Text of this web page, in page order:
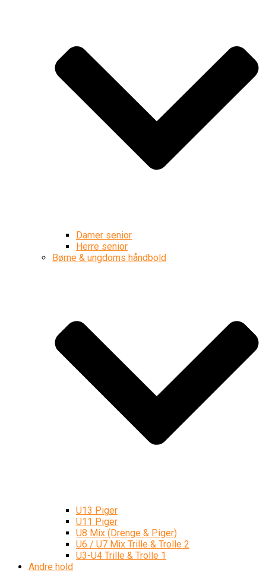
Damer senior
Herre senior
Børne & ungdoms håndbold
U13 Piger
U11 Piger
U8 Mix (Drenge & Piger)
U6 / U7 Mix Trille & Trolle 2
U3-U4 Trille & Trolle 1
Andre hold